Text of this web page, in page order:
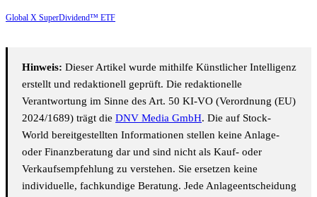
Global X SuperDividend™ ETF
Hinweis: Dieser Artikel wurde mithilfe Künstlicher Intelligenz
erstellt und redaktionell geprüft. Die redaktionelle
Verantwortung im Sinne des Art. 50 KI-VO (Verordnung (EU)
2024/1689) trägt die DNV Media GmbH. Die auf Stock-
World bereitgestellten Informationen stellen keine Anlage-
oder Finanzberatung dar und sind nicht als Kauf- oder
Verkaufsempfehlung zu verstehen. Sie ersetzen keine
individuelle, fachkundige Beratung. Jede Anlageentscheidung